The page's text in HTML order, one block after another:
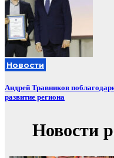
Новости
Андрей Травников
развитие региона